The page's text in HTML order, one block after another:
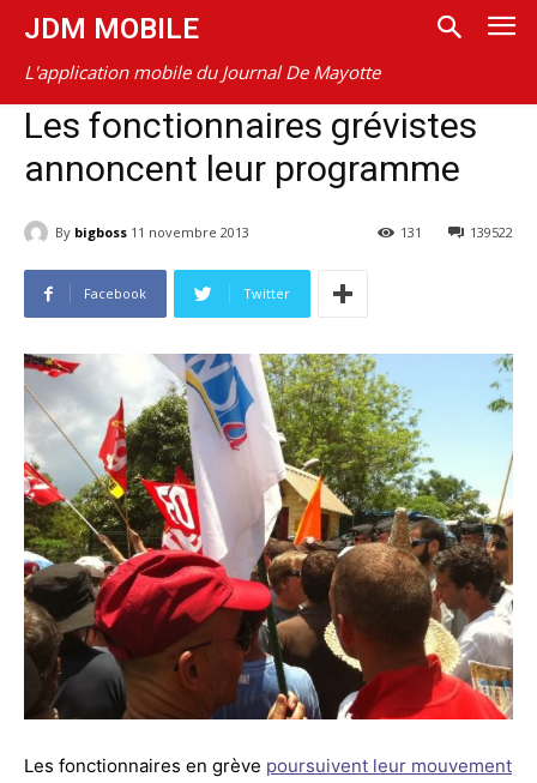
JDM MOBILE
L'application mobile du Journal De Mayotte
Les fonctionnaires grévistes
annoncent leur programme
By bigboss 11 novembre 2013 139522
131
Facebook Twitter
Les fonctionnaires en grève poursuivent leur mouvement